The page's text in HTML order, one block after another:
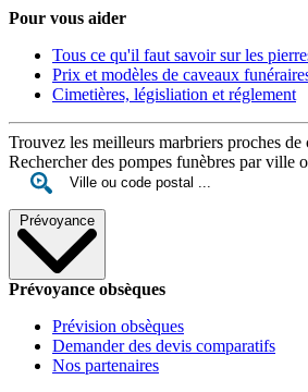
Pour vous aider
Tous ce qu'il faut savoir sur les
Prix et modèles de caveaux
Cimetières, législiation et réglement
Trouvez les meilleurs marbriers proches de
Rechercher des pompes funèbres par ville
Prévoyance
Prévoyance obsèques
Prévision obsèques
Demander des devis comparatifs
Nos partenaires